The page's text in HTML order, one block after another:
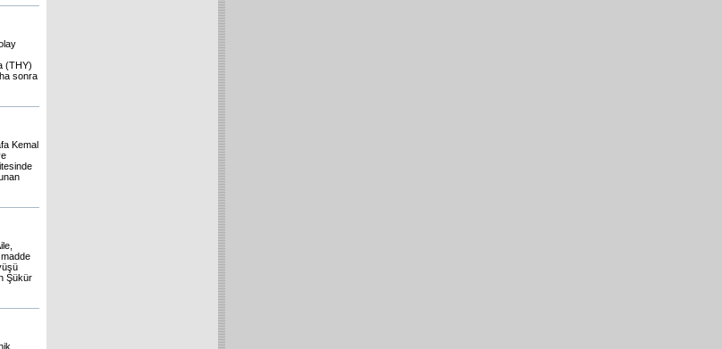
(THY)
sonra
Kemal
Şükür